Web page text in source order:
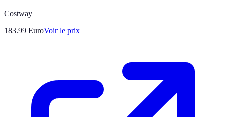
Costway
183.99 EuroVoir le prix